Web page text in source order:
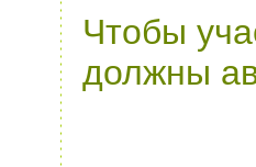
Чтобы
должны